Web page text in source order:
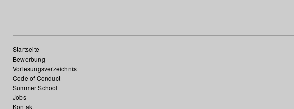
Startseite
Bewerbung
Vorlesungsverzeichnis
Code of Conduct
Summer School
Jobs
Kontakt